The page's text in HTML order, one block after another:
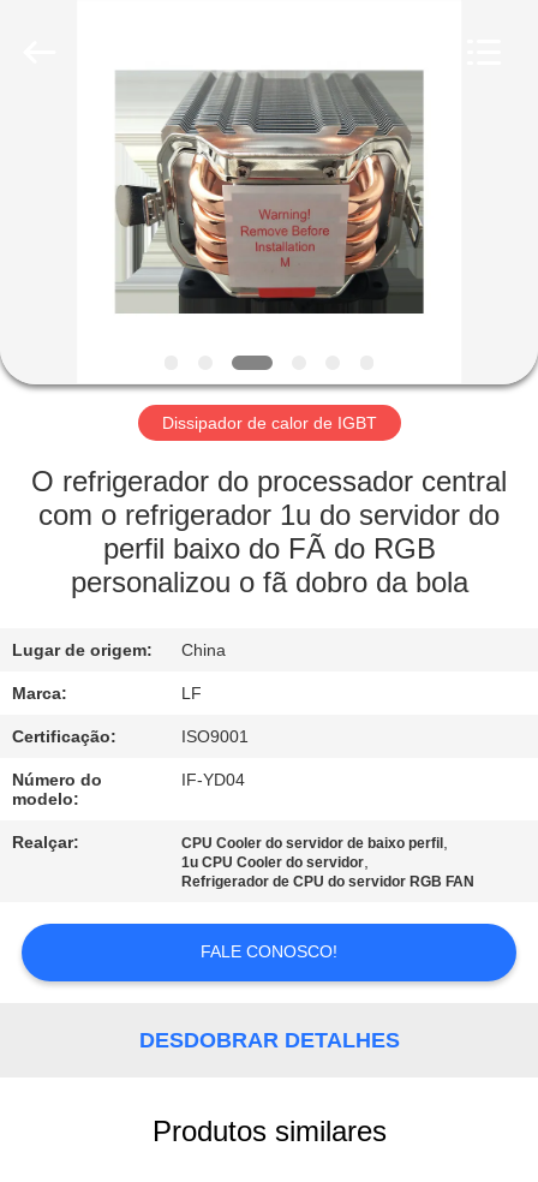
PRODUTOS
VÍDEOS
SOBRE
VISITA
FÁBRICA
CONTROLE
DE
QUALIDADE
CONTACTE-
NOS
SOLICITE UM
ORÇAMENTO
Dissipador de calor de IGBT
O refrigerador do processador central
com o refrigerador 1u do servidor do
perfil baixo do FÃ do RGB
personalizou o fã dobro da bola
Lugar de origem: China
Marca: LF
Certificação: ISO9001
Número do
modelo:
IF-YD04
Realçar: CPU Cooler do servidor de baixo perfil ,
1u CPU Cooler do servidor,
Refrigerador de CPU do servidor RGB FAN
FALE CONOSCO!
DESDOBRAR DETALHES
Produtos similares